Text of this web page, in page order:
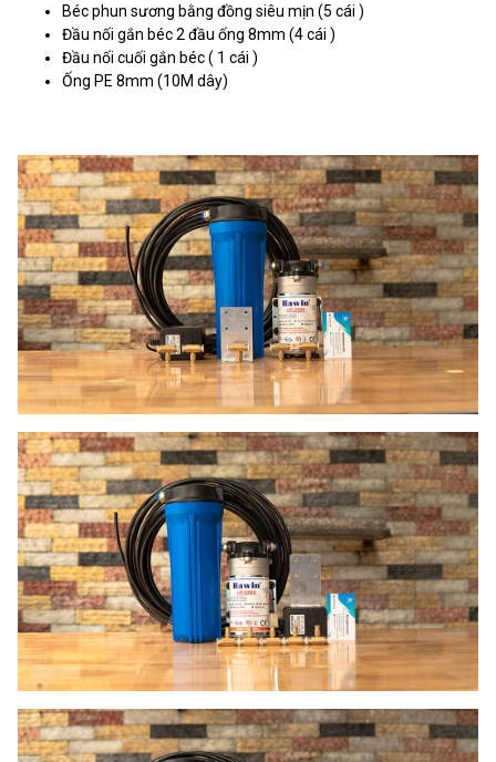
Béc phun sương bằng đồng siêu mịn (5 cái )
Đầu nối gắn béc 2 đầu ống 8mm (4 cái )
Đầu nối cuối gắn béc ( 1 cái )
Ống PE 8mm (10M dây)